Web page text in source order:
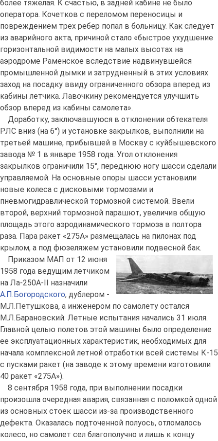
более тяжелая. К счастью, в задней кабине не было
оператора. Кочетков с переломом переносицы и
повреждением трех ребер попал в больницу. Как следует
из аварийного акта, причиной стало «быстрое ухудшение
горизонтальной видимости на малых высотах на
аэродроме Раменское вследствие надвинувшейся
промышленной дымки и затрудненный в этих условиях
заход на посадку ввиду ограниченного обзора вперед из
кабины летчика. Лавочкину рекомендуется улучшить
обзор вперед из кабины самолета».
Доработку, заключавшуюся в отклонении обтекателя
РЛС вниз (на 6°) и установке закрылков, выполнили на
третьей машине, прибывшей в Москву с куйбышевского
завода № 1 в январе 1958 года. Угол отклонения
закрылков ограничили 15°, переднюю ногу шасси сделали
управляемой. На основные опоры шасси установили
новые колеса с дисковыми тормозами и
пневмогидравлической тормозной системой. Ввели
второй, верхний тормозной парашют, увеличив общую
площадь этого аэродинамического тормоза в полтора
раза. Пара ракет «275А» размещалась на пилонах под
крылом, а под фюзеляжем установили подвесной бак.
Приказом МАП от 12 июня
1958 года ведущим летчиком
на Ла-250А-II назначили
А.П.Богородского, дублером -
М.Л.Петушкова, а инженером по самолету остался
М.Л.Барановский. Летные испытания начались 31 июля.
Главной целью полетов этой машины было определение
ее эксплуатационных характеристик, необходимых для
начала комплексной летной отработки всей системы К-15
с пусками ракет (на заводе к этому времени изготовили
40 ракет «275А»).
8 сентября 1958 года, при выполнении посадки
произошла очередная авария, связанная с поломкой одной
из основных стоек шасси из-за производственного
дефекта. Оказалась подточенной полуось, отломалось
колесо, но самолет сел благополучно и лишь к концу